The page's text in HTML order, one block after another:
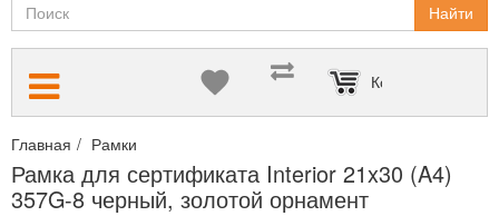
Найти
Корзина пуста
Главная Рамки
Рамка для сертификата Interior 21x30 (A4)
357G-8 черный, золотой орнамент